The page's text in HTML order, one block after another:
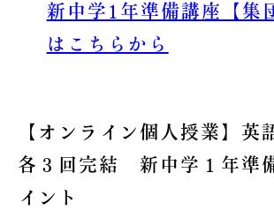
新中学1年準備講座【集
はこちらから
【オンライン個人授業】英
各３回完結 新中学１年準
イント